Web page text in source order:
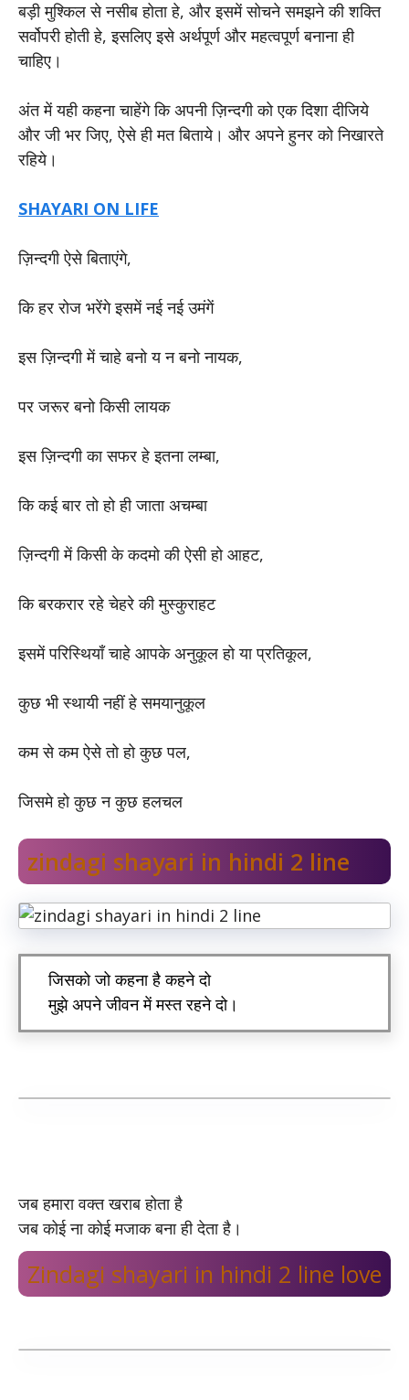
बड़ी मुश्किल से नसीब होता हे, और इसमें सोचने समझने की शक्ति
सर्वोपरी होती हे, इसलिए इसे अर्थपूर्ण और महत्वपूर्ण बनाना ही
चाहिए।
अंत में यही कहना चाहेंगे कि अपनी ज़िन्दगी को एक दिशा दीजिये
और जी भर जिए, ऐसे ही मत बिताये। और अपने हुनर को निखारते
रहिये।
SHAYARI ON LIFE
ज़िन्दगी ऐसे बिताएंगे,
कि हर रोज भरेंगे इसमें नई नई उमंगें
इस ज़िन्दगी में चाहे बनो य न बनो नायक,
पर जरूर बनो किसी लायक
इस ज़िन्दगी का सफर हे इतना लम्बा,
कि कई बार तो हो ही जाता अचम्बा
ज़िन्दगी में किसी के कदमो की ऐसी हो आहट,
कि बरकरार रहे चेहरे की मुस्कुराहट
इसमें परिस्थियाँ चाहे आपके अनुकूल हो या प्रतिकूल,
कुछ भी स्थायी नहीं हे समयानुकूल
कम से कम ऐसे तो हो कुछ पल,
जिसमे हो कुछ न कुछ हलचल
zindagi shayari in hindi 2 line
जिसको जो कहना है कहने दो
मुझे अपने जीवन में मस्त रहने दो।
जब हमारा वक्त खराब होता है
जब कोई ना कोई मजाक बना ही देता है।
Zindagi shayari in hindi 2 line love